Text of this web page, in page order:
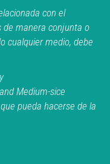
con el
de manera conjunta o
cualquier medio, debe
Medium-sice
pueda hacerse de la